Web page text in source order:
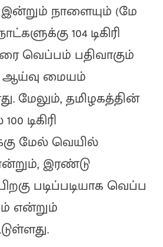
நாளையும் (மே
104 டிகிரி
வெப்பம் பதிவாகும்
மையம்
மேலும், தமிழகத்தின்
டிகிரி
மேல் வெயில்
இரண்டு
படிப்படியாக வெப்ப
என்றும்